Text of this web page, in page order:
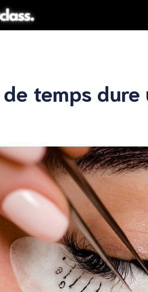
temps